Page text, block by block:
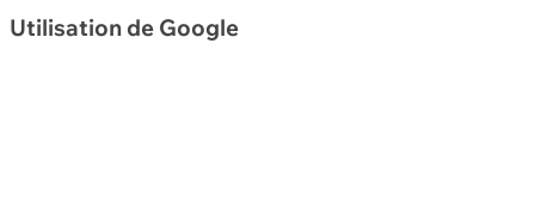
Utilisation de Google